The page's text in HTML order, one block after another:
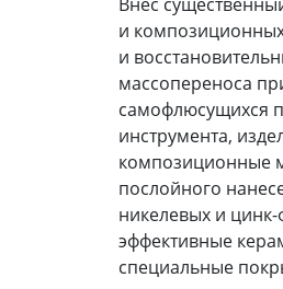
и
и
массопереноса
самофлюсущихся
инструмента,
композиционные
послойного
никелевых и
эффективные
специальные